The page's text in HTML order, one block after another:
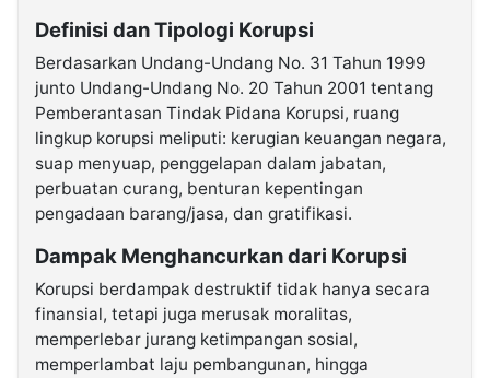
Definisi dan Tipologi Korupsi
Berdasarkan Undang-Undang No. 31 Tahun 1999
junto Undang-Undang No. 20 Tahun 2001 tentang
Pemberantasan Tindak Pidana Korupsi, ruang
lingkup korupsi meliputi: kerugian keuangan negara,
suap menyuap, penggelapan dalam jabatan,
perbuatan curang, benturan kepentingan
pengadaan barang/jasa, dan gratifikasi.
Dampak Menghancurkan dari Korupsi
Korupsi berdampak destruktif tidak hanya secara
finansial, tetapi juga merusak moralitas,
memperlebar jurang ketimpangan sosial,
memperlambat laju pembangunan, hingga